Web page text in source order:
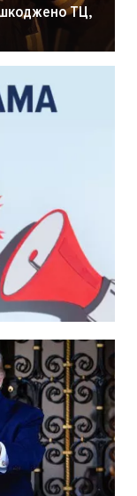
ТЦ,